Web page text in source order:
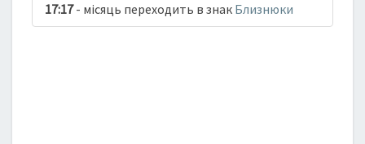
17:17- місяць переходить в знак Близнюки